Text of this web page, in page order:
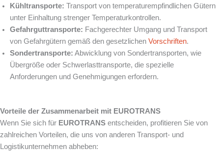
Kühltransporte: Transport von temperaturempfindlichen Gütern
unter Einhaltung strenger Temperaturkontrollen.
Gefahrguttransporte: Fachgerechter Umgang und Transport
von Gefahrgütern gemäß den gesetzlichen Vorschriften.
Sondertransporte: Abwicklung von Sondertransporten, wie
Übergröße oder Schwerlasttransporte, die spezielle
Anforderungen und Genehmigungen erfordern.
Vorteile der Zusammenarbeit mit EUROTRANS
Wenn Sie sich für EUROTRANS entscheiden, profitieren Sie von
zahlreichen Vorteilen, die uns von anderen Transport- und
Logistikunternehmen abheben: